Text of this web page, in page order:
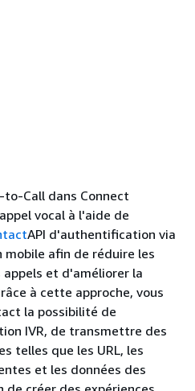
to-Call dans Connect
vocal à l'aide de
API d'authentification via
mobile afin de réduire les
et d'améliorer la
à cette approche, vous
la possibilité de
IVR, de transmettre des
telles que les URL, les
et les données des